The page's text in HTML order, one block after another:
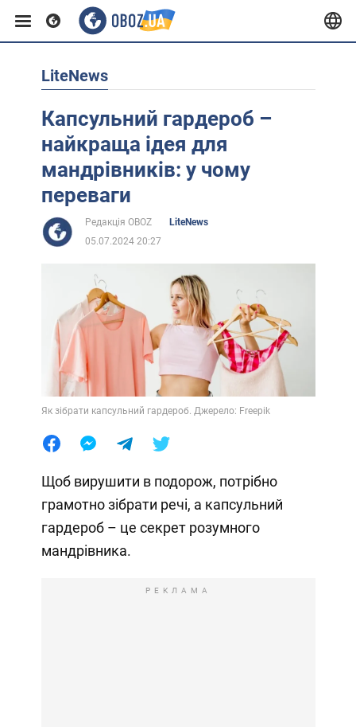
Європа
США
Африка
Лайфхаки
LiteNews
Капсульний гардероб –
найкраща ідея для
мандрівників: у чому
переваги
Редакція OBOZ
LiteNews
05.07.2024 20:27
Як зібрати капсульний гардероб. Джерело: Freepik
Щоб вирушити в подорож, потрібно
грамотно зібрати речі, а капсульний
гардероб – це секрет розумного
мандрівника.
РЕКЛАМА